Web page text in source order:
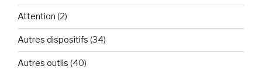
Attention (2)
Autres dispositifs (34)
Autres outils (40)